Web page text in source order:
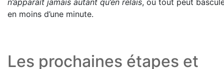
n’apparaît jamais autant qu’en relais, où tout peut
en moins d’une minute.
Les prochaines étapes et